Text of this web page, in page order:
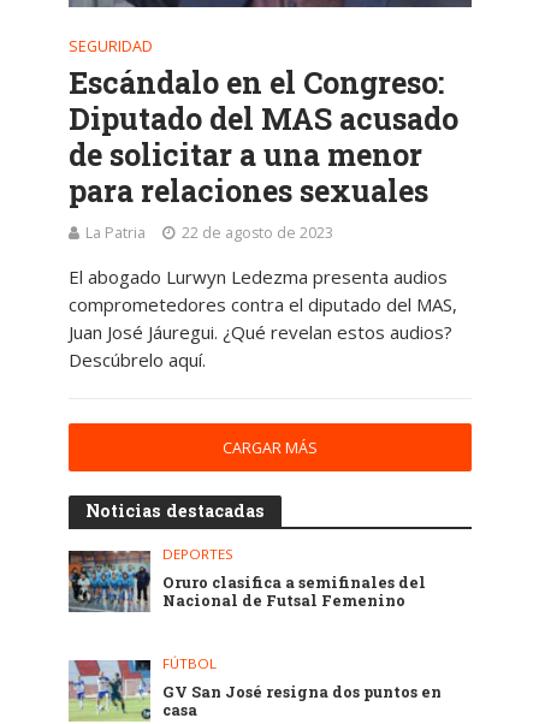
SEGURIDAD
Escándalo en el Congreso:
Diputado del MAS acusado
de solicitar a una menor
para relaciones sexuales
La Patria 22 de agosto de 2023
El abogado Lurwyn Ledezma presenta audios
comprometedores contra el diputado del MAS,
Juan José Jáuregui. ¿Qué revelan estos audios?
Descúbrelo aquí.
CARGAR MÁS
Noticias destacadas
DEPORTES
Oruro clasifica a semifinales del
Nacional de Futsal Femenino
FÚTBOL
GV San José resigna dos puntos en
casa